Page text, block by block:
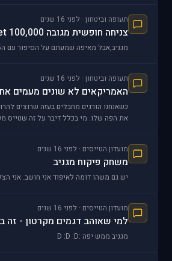
תעופה וביטחון · לפני 16 שנים
צניחה חופשית מגובה 100,000 Feet
מגניב,אבל מאיפה שמעתם על הסיפור עם הx15
תעופה וביטחון · לפני 16 שנים
האמריקאים לא שונים מעמים
כשאנחנו הורגים מחבלים בעזה שרוצים
את הפה שלו. מי בכלל דיבר על זה שטייס
מועדון הטייסים · לפני 16 שנים
משחק פיקוח מגניב
יש גם משהו דומה לאיפוד אני חושב. אני
מועדון הטייסים · לפני 16 שנים
למי שאוהב דגמים מקרטון - זה
מגניב ממש יפה :D :D :D